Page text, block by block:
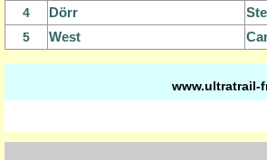
4 Dörr
5 West
www.ultratrail-